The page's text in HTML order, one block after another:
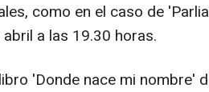
como en el caso de
a las 19.30 horas.
'Donde nace mi nombre'